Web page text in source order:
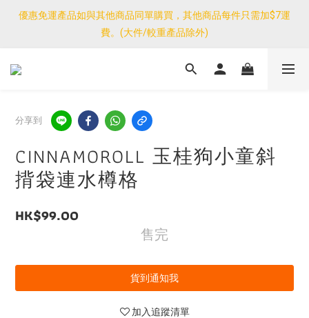
優惠免運產品如與其他商品同單購買，其他商品每件只需加$7運
費。(大件/較重產品除外)
優惠免運產品如與其他商品同單購買，其他商品每件只需加$7運
費。(大件/較重產品除外)
<公告>感謝支持！我們團隊由30/7~12/8外訪搜羅新產品，期間網
優惠免運產品如與其他商品同單購買，其他商品每件只需加$7運
費。(大件/較重產品除外)
分享到
CINNAMOROLL 玉桂狗小童斜
揹袋連水樽格
HK$99.00
售完
貨到通知我
加入追蹤清單